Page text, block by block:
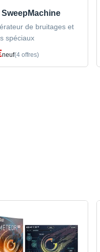
SweepMachine
de bruitages et
spéciaux
neuf(4 offres)